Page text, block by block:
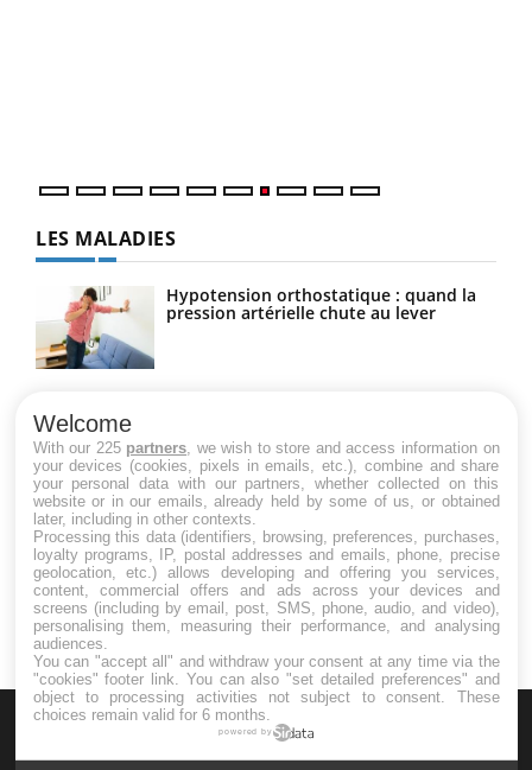
LES MALADIES
Hypotension orthostatique : quand la
pression artérielle chute au lever
Maladie de Charcot (Sclérose latérale
amyotrophique)
Welcome
With our 225 partners , we wish to store and access information on
your devices (cookies, pixels in emails, etc.), combine and share
your personal data with our partners, whether collected on this
website or in our emails, already held by some of us, or obtained
later, including in other contexts.
Processing this data (identifiers, browsing, preferences, purchases,
loyalty programs, IP, postal addresses and emails, phone, precise
geolocation, etc.) allows developing and offering you services,
content, commercial offers and ads across your devices and
screens (including by email, post, SMS, phone, audio, and video),
personalising them, measuring their performance, and analysing
audiences.
You can "accept all" and withdraw your consent at any time via the
"cookies" footer link . You can also "set detailed preferences" and
object to processing activities not subject to consent. These
choices remain valid for 6 months.
powered by